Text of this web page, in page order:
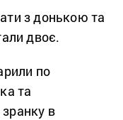
з донькою та
двоє.
по
та
в